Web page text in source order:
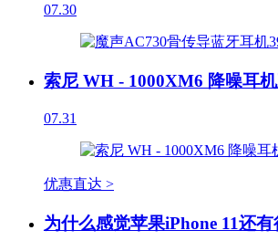
07.30
索尼 WH - 1000XM6 降噪耳机
07.31
优惠直达 >
为什么感觉苹果iPhone 11还有